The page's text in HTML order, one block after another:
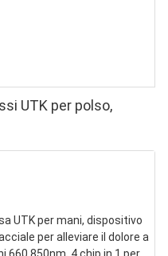
UTK per polso,